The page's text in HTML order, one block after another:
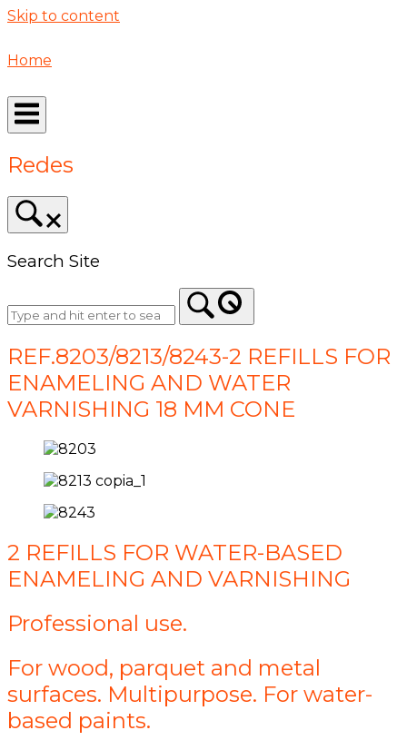
Skip to content
Home
Redes
Search Site
REF.8203/8213/8243-2 REFILLS FOR
ENAMELING AND WATER
VARNISHING 18 MM CONE
2 REFILLS FOR WATER-BASED
ENAMELING AND VARNISHING
Professional use.
For wood, parquet and metal
surfaces. Multipurpose. For water-
based paints.